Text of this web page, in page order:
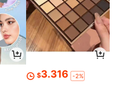
$3.316 -2%